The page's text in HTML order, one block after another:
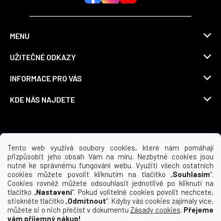
Tento web využívá soubory cookies, které nám pomáhají
přizpůsobit jeho obsah Vám na míru. Nezbytné cookies jsou
nutné ke správnému fungování webu. Využití všech ostatních
cookies můžete povolit kliknutím na tlačítko „Souhlasím“.
Cookies rovněž můžete odsouhlasit jednotlivě po kliknutí na
tlačítko „Nastavení“. Pokud volitelné cookies povolit nechcete,
stiskněte tlačítko „Odmítnout“. Kdyby vás cookies zajímaly více,
můžete si o nich přečíst v dokumentuZásady cookies. Přejeme
vám příjemný nákup!
MENU
UŽITEČNÉ ODKAZY
INFORMACE PRO VÁS
KDE NÁS NAJDETE
Možnosti dopravy